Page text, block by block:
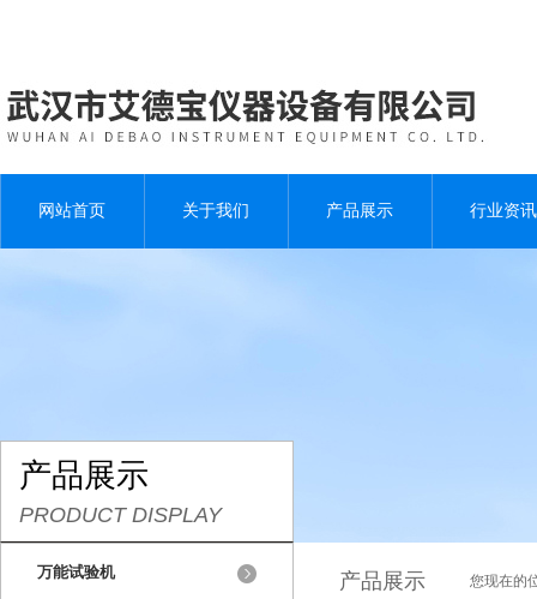
网站首页 关于我们 产品展示 行业资讯
产品展示
PRODUCT DISPLAY
万能试验机 产品展示 您现在的